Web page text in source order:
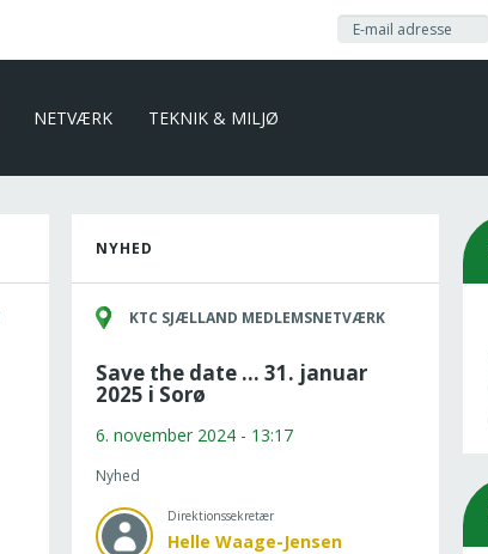
NETVÆRK TEKNIK & MILJØ
NYHED
KTC SJÆLLAND MEDLEMSNETVÆRK
Save the date ... 31. januar
2025 i Sorø
6. november 2024 - 13:17
Nyhed
Direktionssekretær
Helle Waage-Jensen